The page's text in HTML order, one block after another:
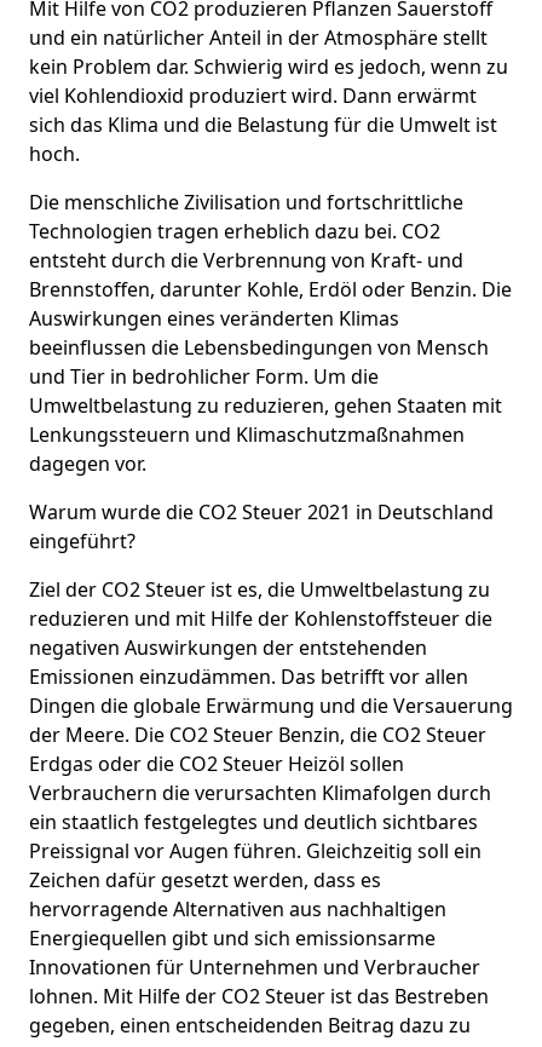
Mit Hilfe von CO2 produzieren Pflanzen Sauerstoff
und ein natürlicher Anteil in der Atmosphäre stellt
kein Problem dar. Schwierig wird es jedoch, wenn zu
viel Kohlendioxid produziert wird. Dann erwärmt
sich das Klima und die Belastung für die Umwelt ist
hoch.
Die menschliche Zivilisation und fortschrittliche
Technologien tragen erheblich dazu bei. CO2
entsteht durch die Verbrennung von Kraft- und
Brennstoffen, darunter Kohle, Erdöl oder Benzin. Die
Auswirkungen eines veränderten Klimas
beeinflussen die Lebensbedingungen von Mensch
und Tier in bedrohlicher Form. Um die
Umweltbelastung zu reduzieren, gehen Staaten mit
Lenkungssteuern und Klimaschutzmaßnahmen
dagegen vor.
Warum wurde die CO2 Steuer 2021 in Deutschland
eingeführt?
Ziel der CO2 Steuer ist es, die Umweltbelastung zu
reduzieren und mit Hilfe der Kohlenstoffsteuer die
negativen Auswirkungen der entstehenden
Emissionen einzudämmen. Das betrifft vor allen
Dingen die globale Erwärmung und die Versauerung
der Meere. Die CO2 Steuer Benzin, die CO2 Steuer
Erdgas oder die CO2 Steuer Heizöl sollen
Verbrauchern die verursachten Klimafolgen durch
ein staatlich festgelegtes und deutlich sichtbares
Preissignal vor Augen führen. Gleichzeitig soll ein
Zeichen dafür gesetzt werden, dass es
hervorragende Alternativen aus nachhaltigen
Energiequellen gibt und sich emissionsarme
Innovationen für Unternehmen und Verbraucher
lohnen. Mit Hilfe der CO2 Steuer ist das Bestreben
gegeben, einen entscheidenden Beitrag dazu zu